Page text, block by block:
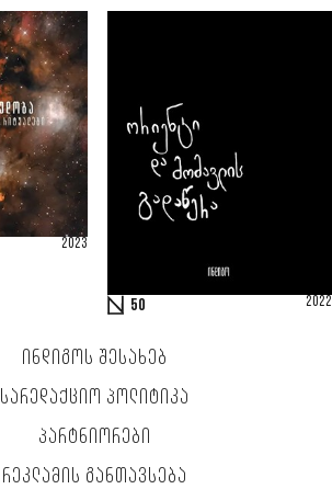
2023
50 2022
ᲘᲜᲓᲘᲒᲝᲡ ᲨᲔᲡᲐᲮᲔᲑ
ᲡᲐᲠᲔᲓᲐᲥᲪᲘᲝ ᲞᲝᲚᲘᲢᲘᲙᲐ
ᲞᲐᲠᲢᲜᲘᲝᲠᲔᲑᲘ
ᲠᲔᲙᲚᲐᲛᲘᲡ ᲒᲐᲜᲗᲐᲕᲡᲔᲑᲐ